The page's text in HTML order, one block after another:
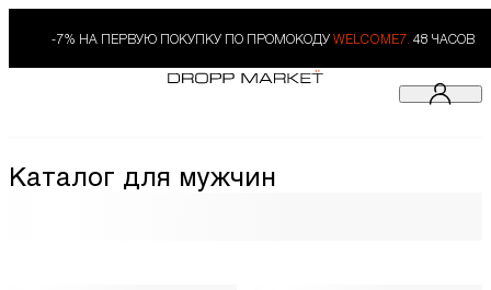
-7% НА ПЕРВУЮ ПОКУПКУ ПО ПРОМОКОДУ WELCOME7. 48 ЧАСОВ
Каталог для мужчин